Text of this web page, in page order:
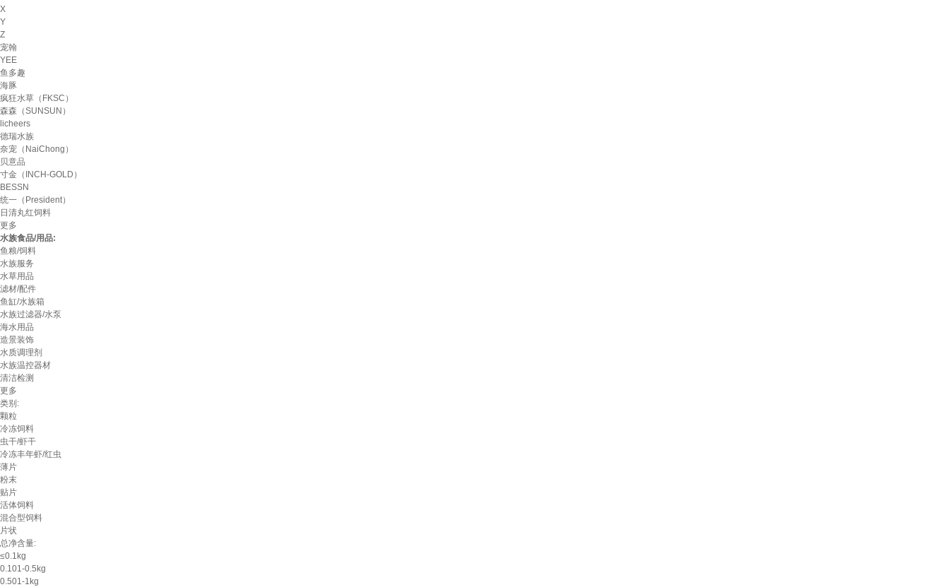
X
Y
Z
宠翰
YEE
鱼多趣
海豚
疯狂水草（FKSC）
森森（SUNSUN）
licheers
德瑞水族
奈宠（NaiChong）
贝意品
寸金（INCH-GOLD）
BESSN
统一（President）
日清丸红饲料
更多
水族食品/用品:
鱼粮/饲料
水族服务
水草用品
滤材/配件
鱼缸/水族箱
水族过滤器/水泵
海水用品
造景装饰
水质调理剂
水族温控器材
清洁检测
更多
类别:
颗粒
冷冻饲料
虫干/虾干
冷冻丰年虾/红虫
薄片
粉末
贴片
活体饲料
混合型饲料
片状
总净含量:
≤0.1kg
0.101-0.5kg
0.501-1kg